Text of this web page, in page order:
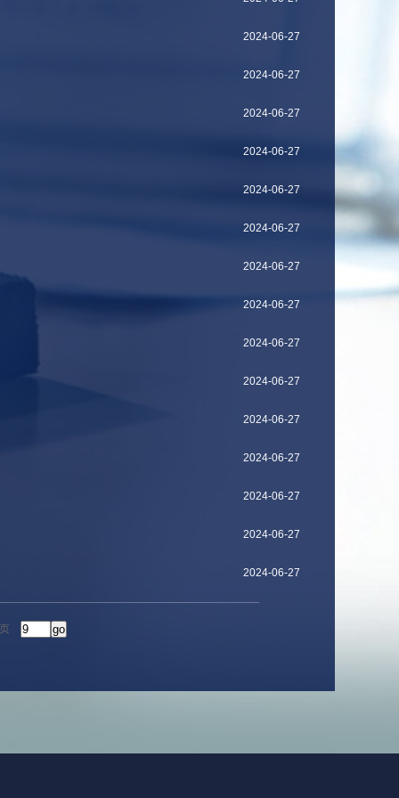
2024-06-27
2024-06-27
2024-06-27
2024-06-27
2024-06-27
2024-06-27
2024-06-27
2024-06-27
2024-06-27
2024-06-27
2024-06-27
2024-06-27
2024-06-27
2024-06-27
2024-06-27